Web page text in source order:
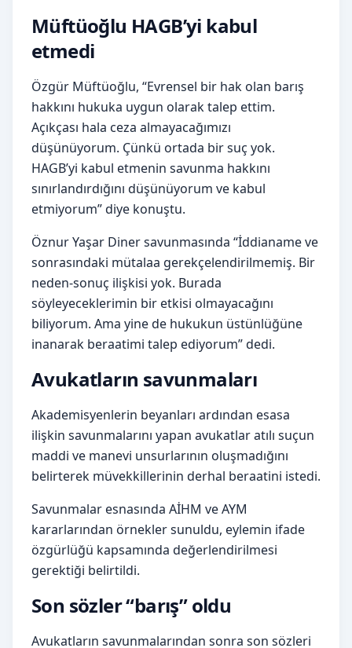
Müftüoğlu HAGB’yi kabul
etmedi
Özgür Müftüoğlu, “Evrensel bir hak olan barış
hakkını hukuka uygun olarak talep ettim.
Açıkçası hala ceza almayacağımızı
düşünüyorum. Çünkü ortada bir suç yok.
HAGB’yi kabul etmenin savunma hakkını
sınırlandırdığını düşünüyorum ve kabul
etmiyorum” diye konuştu.
Öznur Yaşar Diner savunmasında “İddianame ve
sonrasındaki mütalaa gerekçelendirilmemiş. Bir
neden-sonuç ilişkisi yok. Burada
söyleyeceklerimin bir etkisi olmayacağını
biliyorum. Ama yine de hukukun üstünlüğüne
inanarak beraatimi talep ediyorum” dedi.
Avukatların savunmaları
Akademisyenlerin beyanları ardından esasa
ilişkin savunmalarını yapan avukatlar atılı suçun
maddi ve manevi unsurlarının oluşmadığını
belirterek müvekkillerinin derhal beraatini istedi.
Savunmalar esnasında AİHM ve AYM
kararlarından örnekler sunuldu, eylemin ifade
özgürlüğü kapsamında değerlendirilmesi
gerektiği belirtildi.
Son sözler “barış” oldu
Avukatların savunmalarından sonra son sözleri